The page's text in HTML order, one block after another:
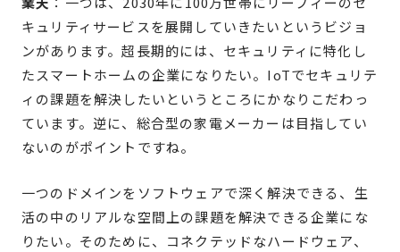
キュリティサービスを展開していきたいというビジョ
ンがあります。超長期的には、セキュリティに特化し
たスマートホームの企業になりたい。IoTでセキュリテ
ィの課題を解決したいというところにかなりこだわっ
ています。逆に、総合型の家電メーカーは目指してい
ないのがポイントですね。
一つのドメインをソフトウェアで深く解決できる、生
活の中のリアルな空間上の課題を解決できる企業にな
りたい。そのために、コネクテッドなハードウェア、